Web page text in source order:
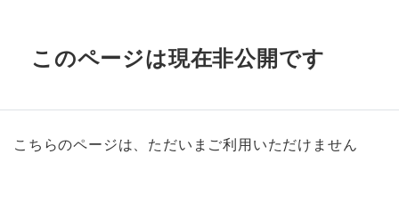
このページは現在非公開です
こちらのページは、ただいまご利用いただけません